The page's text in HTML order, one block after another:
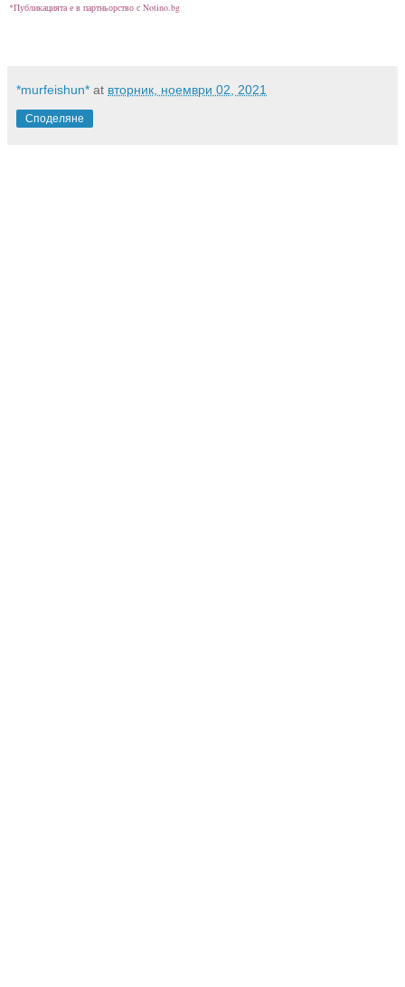
*Публикацията е в партньорство с Notino.bg
*murfeishun* at вторник, ноември 02, 2021
Споделяне